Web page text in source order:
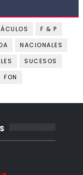
F & P
NACIONALES
SUCESOS
FON